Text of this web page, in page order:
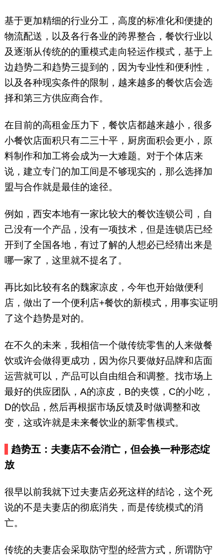
基于更加精细的行业分工，高度的标准化和便捷的
物流配送，以及各行各业的跨界整合，餐饮行业以
及逐渐从传统的的重模式走向轻运作模式，基于上
边趋势二和趋势三提到的，因为专业性和便利性，
以及各种现实条件的限制，越来越多的餐饮店会选
择和第三方供应商合作。
在目前的高租金压力下，餐饮店都越来越小，很多
小餐饮店面积只有二三十平，厨房面积会更小，原
料制作和加工将会成为一大难题。对于个体店来
说，建立专门的加工间是不够现实的，那么选择加
盟与合作就是最佳的途径。
例如，西安本地有一家比较大的餐饮连锁公司，自
己没有一个产品，没有一项技术，但是连锁店已经
开到了全国各地，有过了解的人想必已经猜出来是
哪一家了，这里就不提名了。
再比如比较有名的魏家凉皮，今年也开始做便利
店，做出了一个便利店+餐饮的新模式，用事实证明
了这个趋势是对的。
在不久的未来，我相信一个做传统零售的人来做餐
饮或许会做得更成功，因为你只要做好品牌和店面
运营就可以，产品可以自由组合和调整。找市场上
最好的供应团队，A的凉皮，B的夹馍，C的小吃，
D的饮品，然后再根据市场反馈及时做调整和改
变，这或许就是未来餐饮业的新零售模式。
趋势五：夫妻店不会消亡，但会换一种形态绽
放
很早以前我就下过夫妻店必死这样的结论，这个死
说的不是夫妻店的彻底消失，而是传统模式的消
亡。
传统的夫妻店会采取防守型的经营方式，所谓防守